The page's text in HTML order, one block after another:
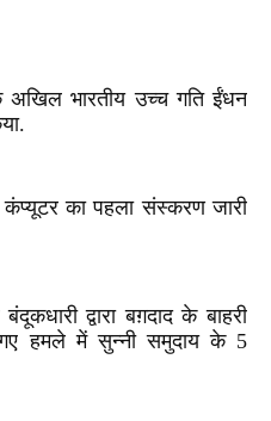
भारतीय उच्च गति ईंधन
का पहला संस्करण जारी
द्वारा बग़दाद के बाहरी
हमले में सुन्नी समुदाय के 5